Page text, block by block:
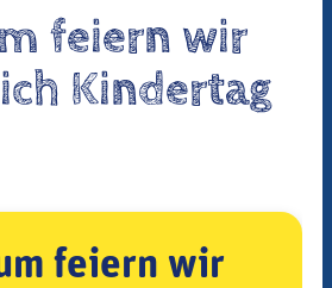
feiern wir
Kindertag
feiern wir